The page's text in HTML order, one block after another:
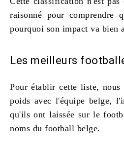
raisonné pour
pourquoi son impact va bien
Les meilleurs
Pour établir cette liste,
poids avec l'équipe belge,
qu'ils ont laissée sur le
noms du football belge.